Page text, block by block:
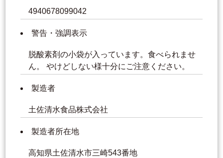
4940678099042
警告・強調表示
脱酸素剤の小袋が入っています。食べられませ
ん。 やけどしない様十分にご注意ください。
製造者
土佐清水食品株式会社
製造者所在地
高知県土佐清水市三崎543番地